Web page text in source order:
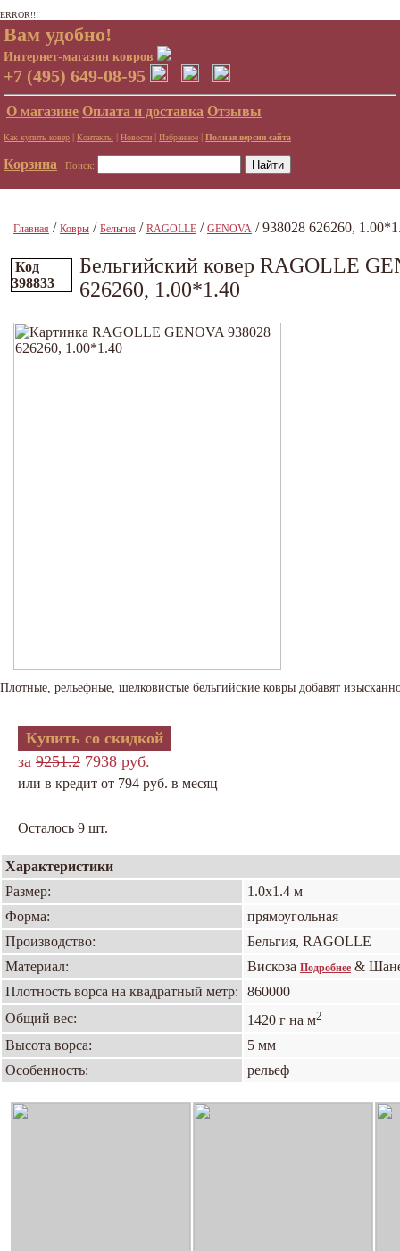
ERROR!!!
Вам удобно!
Интернет-магазин ковров
+7 (495) 649-08-95
О магазине Оплата и доставка Отзывы
Как купить ковер | Контакты | Новости | Избранное | Полная версия сайта
Корзина Поиск:
Главная / Ковры / Бельгия / RAGOLLE / GENOVA / 938028 626260,
Код
398833
Бельгийский ковер RAGOLLE
626260, 1.00*1.40
Плотные, рельефные, шелковистые бельгийские ковры добавят
Купить со скидкой
за 9251.2 7938 руб.
или в кредит от 794 руб. в месяц
Осталось 9 шт.
Характеристики
Размер:
1.0х1.4 м
Форма:
прямоугольная
Производство:
Бельгия, RAGOLLE
Материал:
Вискоза Подробнее &
Плотность ворса на квадратный метр:
860000
Общий вес:
1420 г на м2
Высота ворса:
5 мм
Особенность:
рельеф